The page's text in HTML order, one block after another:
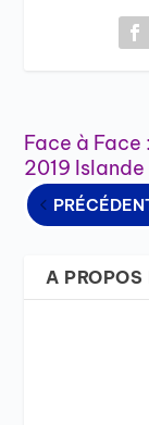
Face à Face
2019 Islande
A PROPOS